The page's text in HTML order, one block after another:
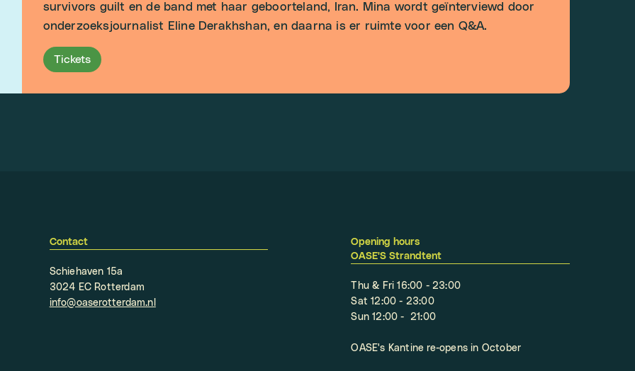
survivors guilt en de band met haar geboorteland, Iran. Mina wordt geïnterviewd door
onderzoeksjournalist Eline Derakhshan, en daarna is er ruimte voor een Q&A.
Tickets
Contact
Schiehaven 15a
3024 EC Rotterdam
info@oaserotterdam.nl
Opening hours
OASE'S Strandtent
Thu & Fri 16:00 - 23:00
Sat 12:00 - 23:00
Sun 12:00 - 21:00
OASE's Kantine re-opens in October